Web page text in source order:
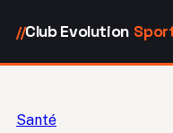
//Club Evolution
Santé